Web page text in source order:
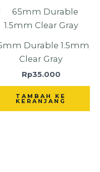
Durable 1.5mm
Clear Gray
Rp35.000
TAMBAH KE
KERANJANG